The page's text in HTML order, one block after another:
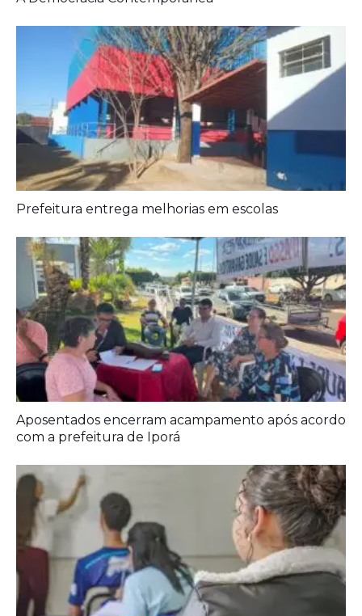
Prefeitura entrega melhorias em escolas
Aposentados encerram acampamento após acordo
com a prefeitura de Iporá